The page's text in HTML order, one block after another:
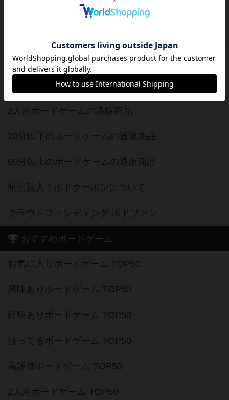
新作・再入荷情報
定番ボードゲームの通販商品
国産ボードゲームの通販商品
子供向けボードゲームの通販商品
2人用ボードゲームの通販商品
20分以下のボードゲームの通販商品
60分以上のボードゲームの通販商品
割引購入！ボドクーポンについて
クラウドファンディング ボドファン
おすすめボードゲーム
お気に入りボードゲーム TOP50
興味ありボードゲーム TOP50
経験ありボードゲーム TOP50
持ってるボードゲーム TOP50
高評価ボードゲーム TOP50
2人用ボードゲーム TOP50